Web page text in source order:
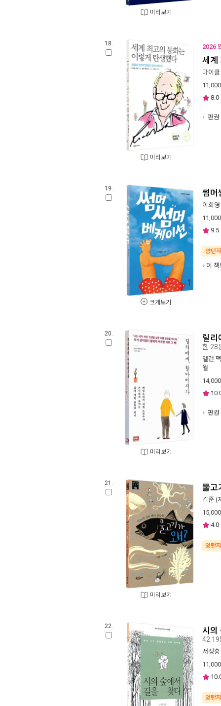
미리보기
18.
미리보기
2026
세계
마이
11,000
8.0
판권
19.
크게보기
썸머
이희영
11,000
9.5
양탄
이
20.
미리보기
릴리
한 28
앨런
월
14,000
판권
21.
미리보기
물고
김준 (
15,000
4.0
양탄
22. 시의
서정홍
11,000
양탄